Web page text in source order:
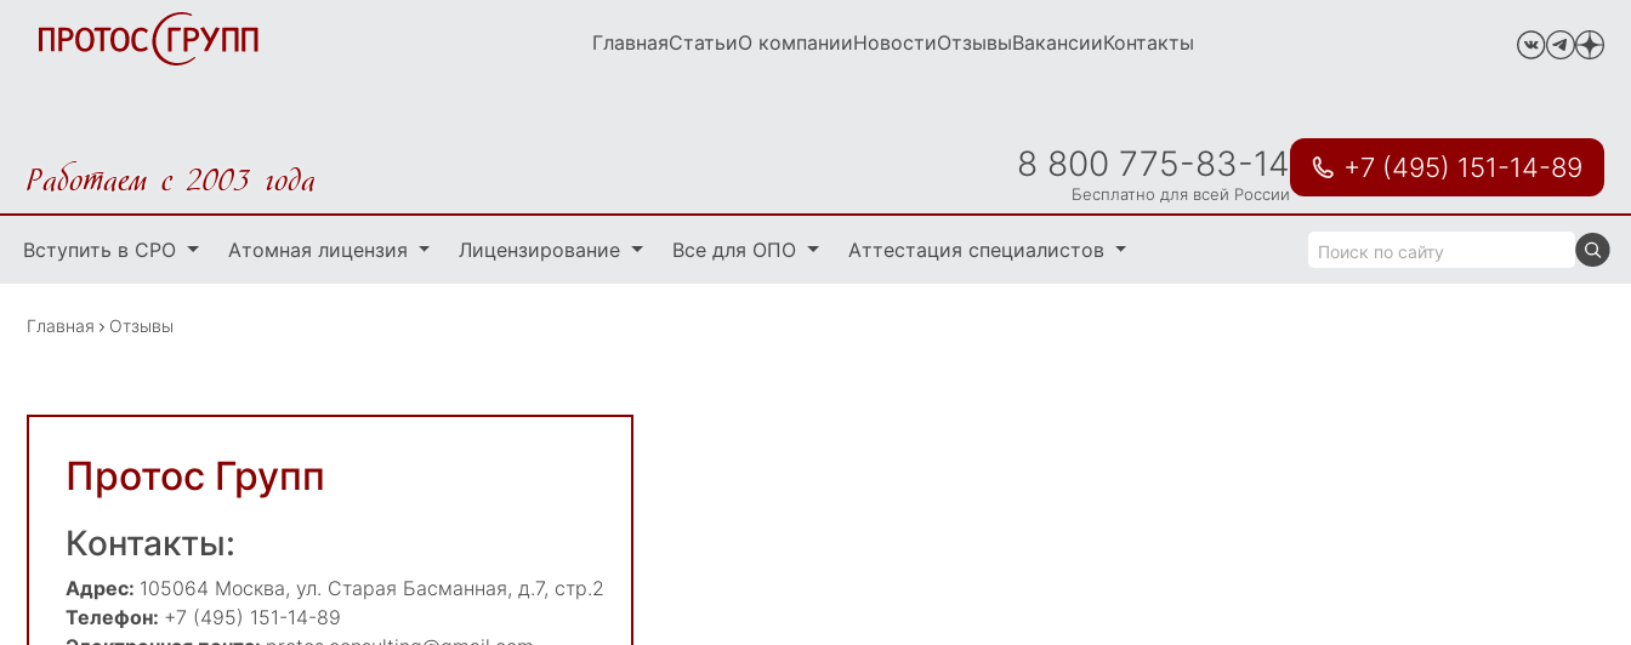
ГлавнаяСтатьиО компанииНовостиОтзывыВакансииКонтакты
Работаем с 2003 года 8 800 775-83-14
Бесплатно для всей России
+7 (495) 151-14-89
Вступить в СРО Атомная лицензия Лицензирование Все для ОПО Аттестация специалистов
Главная Отзывы
Протос Групп
Контакты:
Адрес: 105064 Москва, ул. Старая Басманная, д.7, стр.2
Телефон: +7 (495) 151-14-89